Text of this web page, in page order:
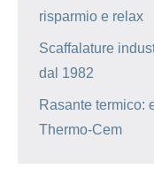
risparmio e relax
Scaffalature
dal 1982
Rasante termico:
Thermo-Cem